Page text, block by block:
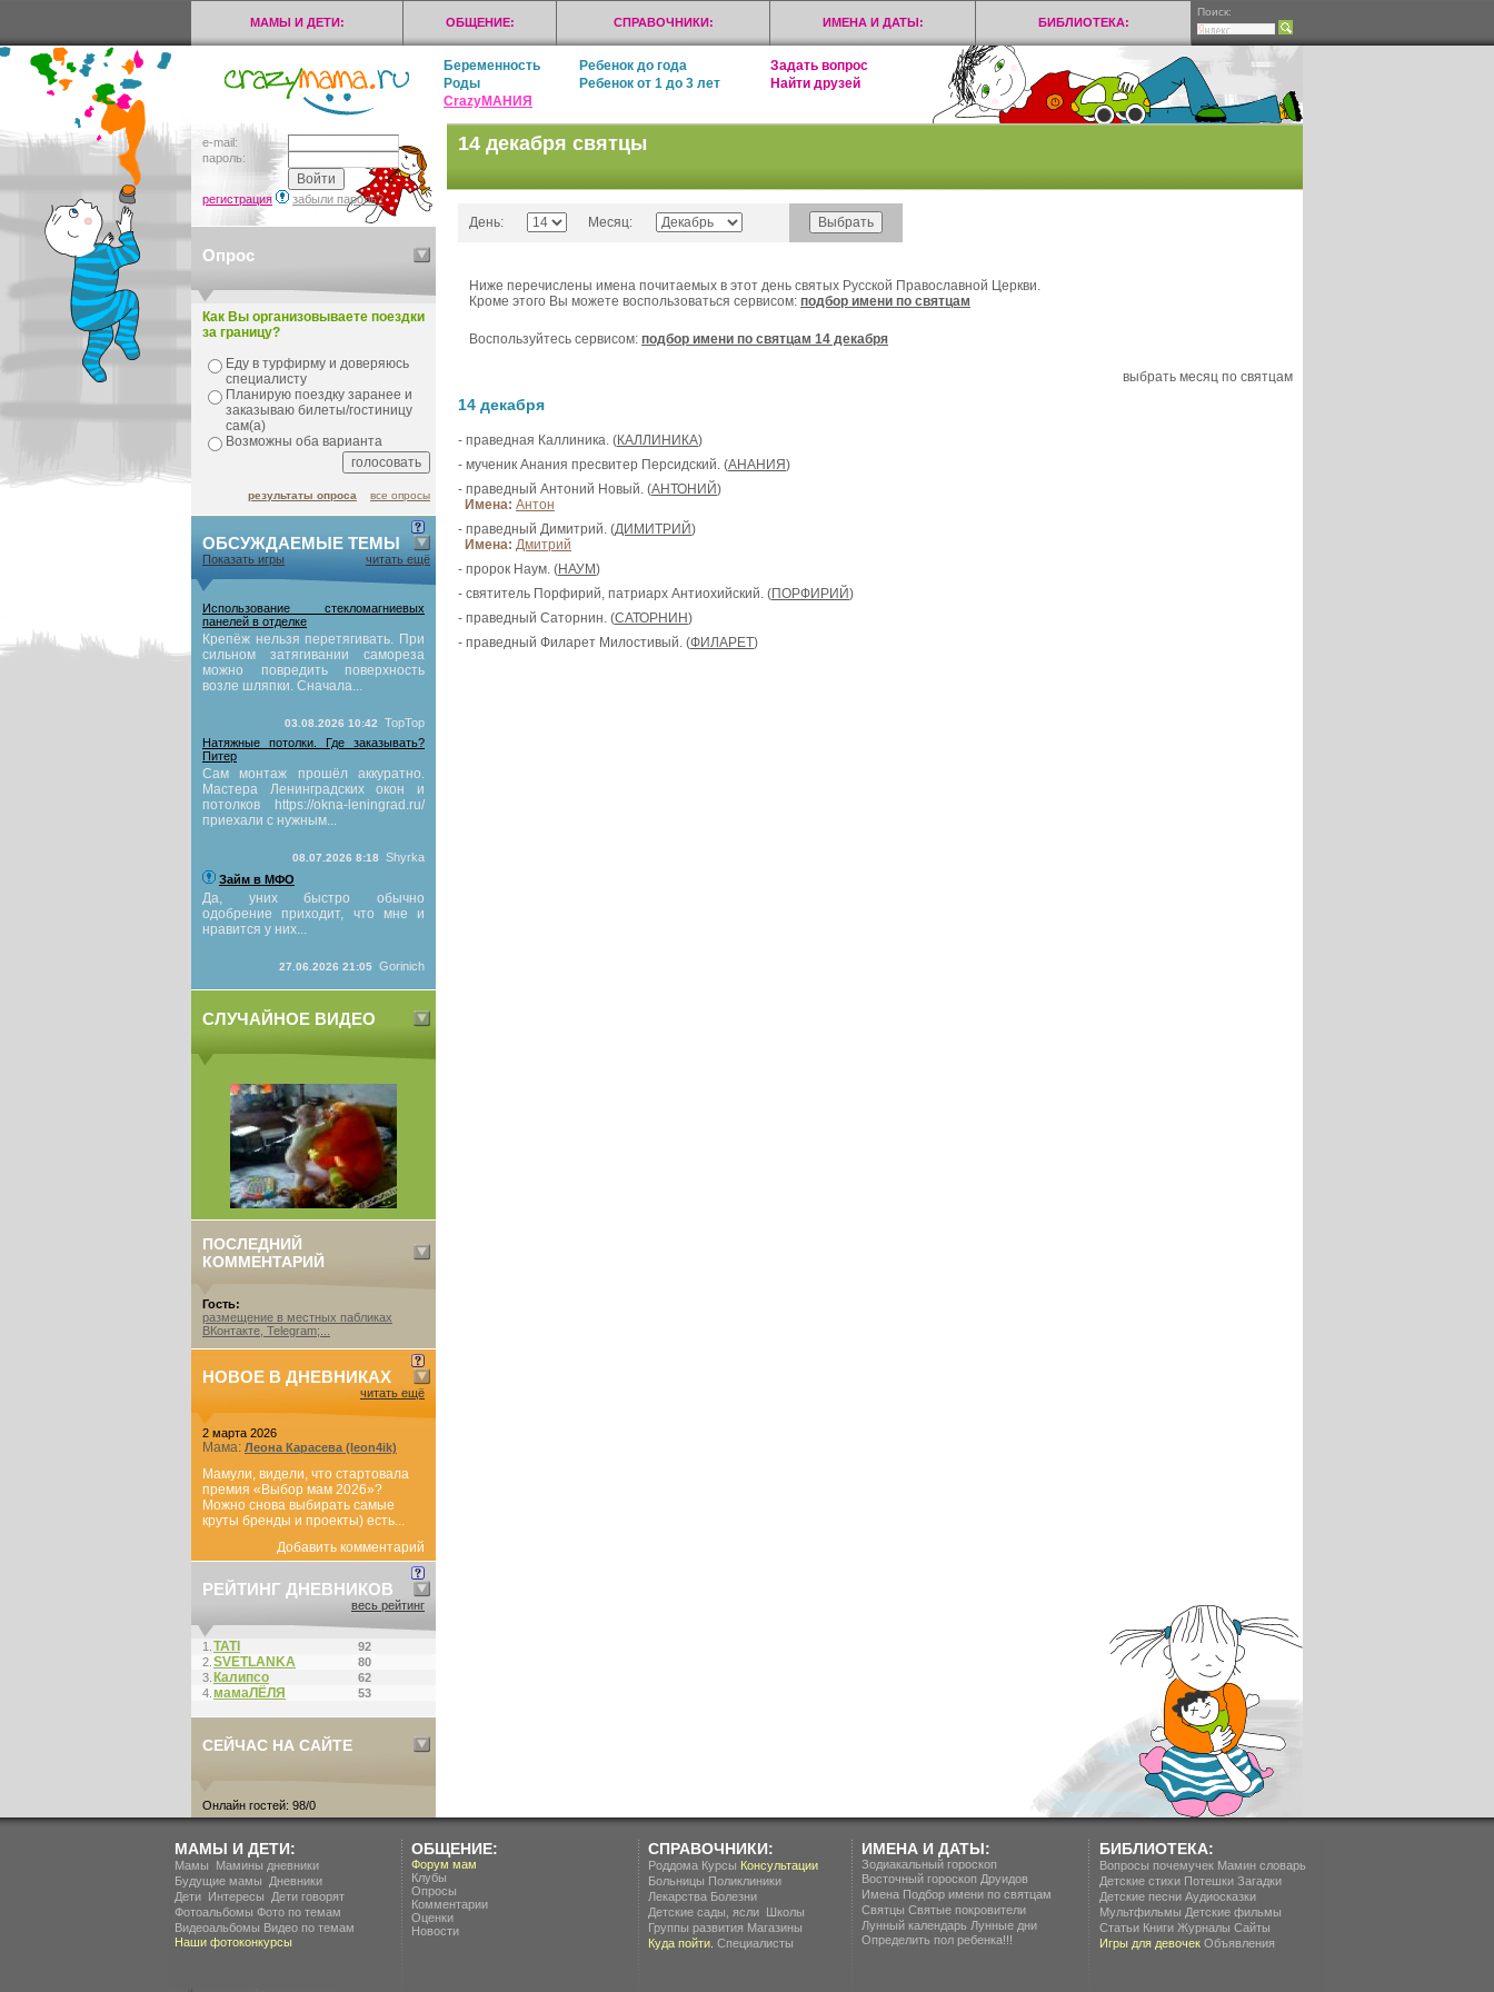
МАМЫ И ДЕТИ: ОБЩЕНИЕ: СПРАВОЧНИКИ: ИМЕНА И ДАТЫ: БИБЛИОТЕКА:
Поиск:
Беременность Ребенок до года
Задать вопрос
Роды
Ребенок от 1 до 3 лет
Найти друзей
CrazyМАНИЯ
e-mail:
пароль:
регистрация забыли пароль?
Опрос
Как Вы организовываете поездки
за границу?
Еду в турфирму и доверяюсь
специалисту
Планирую поездку заранее и
заказываю билеты/гостиницу
сам(а)
Возможны оба варианта
результаты опроса все опросы
ОБСУЖДАЕМЫЕ ТЕМЫ
Показать игры читать ещё
Использование стекломагниевых
панелей в отделке
Крепёж нельзя перетягивать. При
сильном затягивании самореза
можно повредить поверхность
возле шляпки. Сначала...
03.08.2026 10:42
TopTop
Натяжные потолки. Где заказывать?
Питер
Сам монтаж прошёл аккуратно.
Мастера Ленинградских окон и
потолков https://okna-leningrad.ru/
приехали с нужным...
08.07.2026 8:18
Shyrka
Займ в МФО
Да, уних быстро обычно
одобрение приходит, что мне и
нравится у них...
27.06.2026 21:05 Gorinich
СЛУЧАЙНОЕ ВИДЕО
ПОСЛЕДНИЙ
КОММЕНТАРИЙ
Гость:
размещение в местных пабликах
ВКонтакте, Telegram;...
НОВОЕ В ДНЕВНИКАХ
читать ещё
2 марта 2026
Мама: Леона Карасева (leon4ik)
Мамули, видели, что стартовала
премия «Выбор мам 2026»?
Можно снова выбирать самые
круты бренды и проекты) есть...
Добавить комментарий
РЕЙТИНГ ДНЕВНИКОВ
весь рейтинг
1. ТАТI
92
2. SVETLANKA
80
3. Калипсо
62
4. мамаЛЁЛЯ 53
СЕЙЧАС НА САЙТЕ
Онлайн гостей: 98/0
14 декабря святцы
День: Месяц:
Ниже перечислены имена почитаемых в этот день святых Русской Православной Церкви.
Кроме этого Вы можете воспользоваться сервисом: подбор имени по святцам
Воспользуйтесь сервисом: подбор имени по святцам 14 декабря
выбрать месяц по святцам
14 декабря
- праведная Каллиника. (КАЛЛИНИКА)
- мученик Анания пресвитер Персидский. (АНАНИЯ)
- праведный Антоний Новый. (АНТОНИЙ)
Имена: Антон
- праведный Димитрий. (ДИМИТРИЙ)
Имена: Дмитрий
- пророк Наум. (НАУМ)
- святитель Порфирий, патриарх Антиохийский. (ПОРФИРИЙ)
- праведный Саторнин. (САТОРНИН)
- праведный Филарет Милостивый. (ФИЛАРЕТ)
МАМЫ И ДЕТИ:
Мамы
Мамины дневники
Будущие мамы
Дневники
Дети Интересы
Дети говорят
Фотоальбомы Фото по темам
Видеоальбомы Видео по темам
Наши фотоконкурсы
ОБЩЕНИЕ:
Форум мам
Клубы
Опросы
Комментарии
Оценки
Новости
СПРАВОЧНИКИ:
Роддома Курсы Консультации
Больницы Поликлиники
Лекарства Болезни
Детские сады, ясли Школы
Группы развития Магазины
Куда пойти. Специалисты
ИМЕНА И ДАТЫ:
Зодиакальный гороскоп
Восточный гороскоп Друидов
Имена Подбор имени по святцам
Святцы Святые покровители
Лунный календарь Лунные дни
Определить пол ребенка!!!
БИБЛИОТЕКА:
Вопросы почемучек Мамин словарь
Детские стихи Потешки Загадки
Детские песни Аудиосказки
Мультфильмы Детские фильмы
Статьи Книги Журналы Сайты
Игры для девочек Объявления